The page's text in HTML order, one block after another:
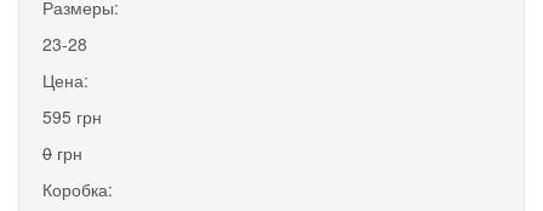
Размеры:
23-28
Цена:
595 грн
0 грн
Коробка: